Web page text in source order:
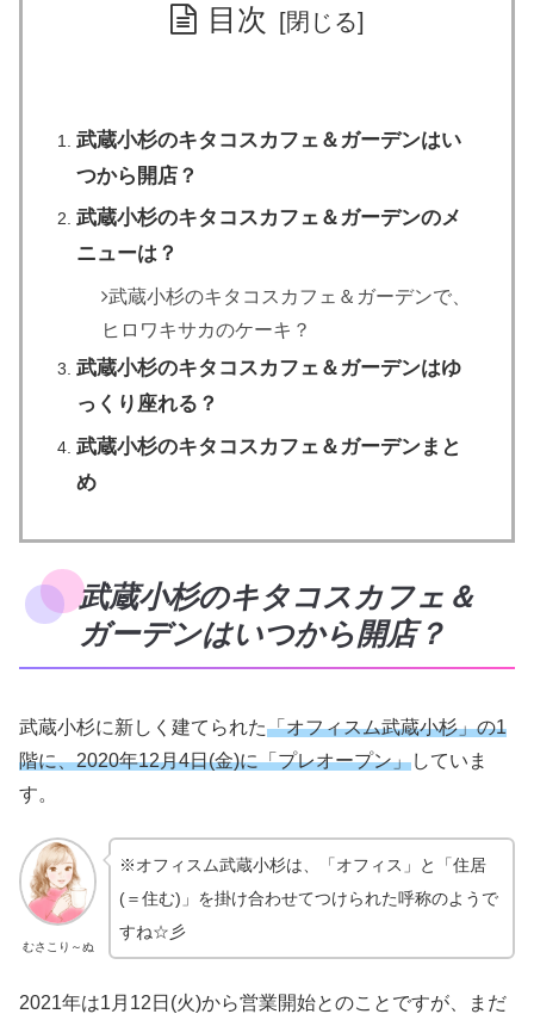
目次
武蔵小杉のキタコスカフェ＆ガーデンはい
つから開店？
武蔵小杉のキタコスカフェ＆ガーデンのメ
ニューは？
武蔵小杉のキタコスカフェ＆ガーデンで、
ヒロワキサカのケーキ？
武蔵小杉のキタコスカフェ＆ガーデンはゆ
っくり座れる？
武蔵小杉のキタコスカフェ＆ガーデンまと
め
武蔵小杉のキタコスカフェ＆
ガーデンはいつから開店？
武蔵小杉に新しく建てられた「オフィスム武蔵小杉」の1
階に、2020年12月4日(金)に「プレオープン」していま
す。
むさこり～ぬ
※オフィスム武蔵小杉は、「オフィス」と「住居
(＝住む)」を掛け合わせてつけられた呼称のようで
すね☆彡
2021年は1月12日(火)から営業開始とのことですが、まだ